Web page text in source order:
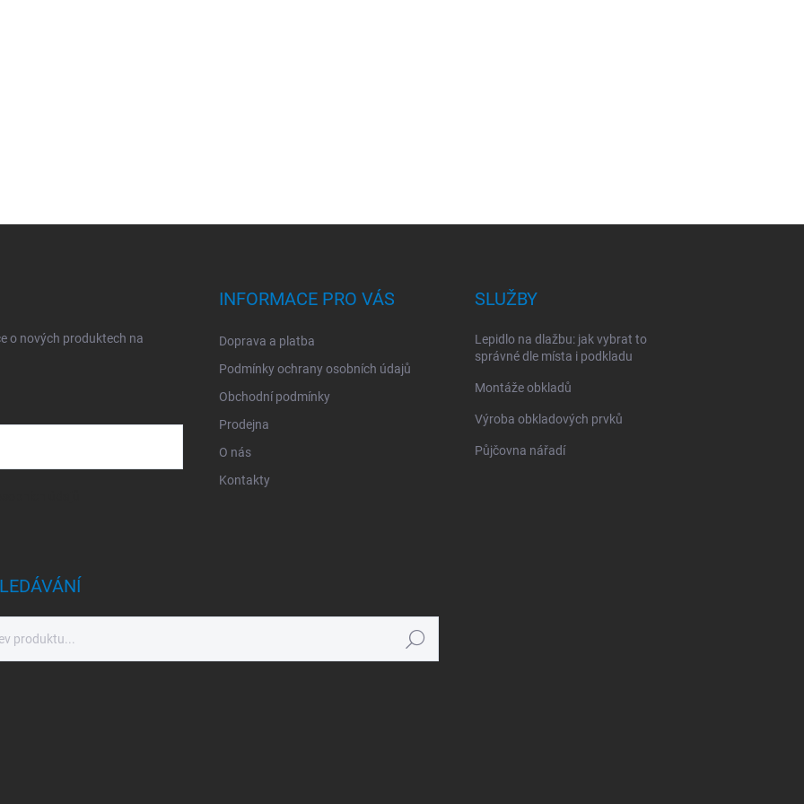
o nových produktech na
INFORMACE PRO VÁS
Doprava a platba
Podmínky ochrany osobních údajů
Obchodní podmínky
Prodejna
O nás
Kontakty
SLUŽBY
Lepidlo na dlažbu: jak vybrat to
správné dle místa i podkladu
Montáže obkladů
Výroba obkladových prvků
Půjčovna nářadí
Hledat